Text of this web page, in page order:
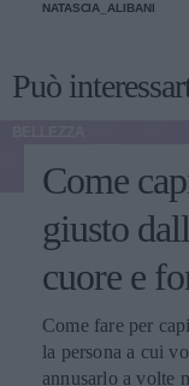
donne a
soprattutto
a questi si
emergente che
l'invecchiamento,
cosiddetto
successo che il
fra molte
inevitabili
NATASCIA_ALIBANI
Può
Come
giusto
cuore e
Come fare per
la persona a cui
annusarlo a volte